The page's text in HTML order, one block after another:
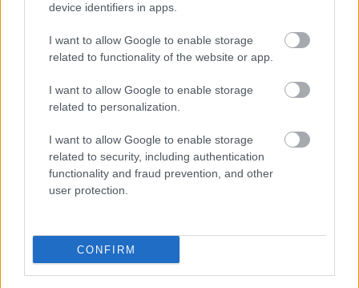
device identifiers in apps.
I want to allow Google to enable storage
related to functionality of the website or app.
I want to allow Google to enable storage
related to personalization.
I want to allow Google to enable storage
related to security, including authentication
functionality and fraud prevention, and other
user protection.
CONFIRM
Το καλά κρυμμένο μυστικό της Κρήτης: Το φαράγγι